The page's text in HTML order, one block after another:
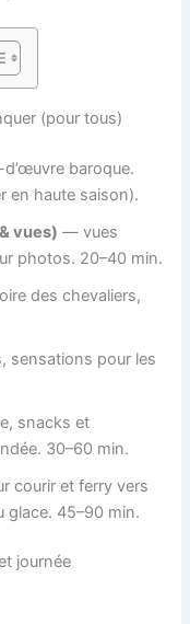
(pour tous)
baroque.
en haute saison).
vues) — vues
photos. 20–40 min.
des chevaliers,
pour les
snacks et
30–60 min.
courir et ferry vers
glace. 45–90 min.
journée